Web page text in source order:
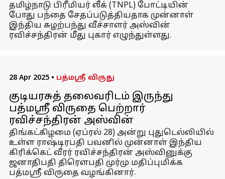
தமிழ்நாடு பிரீமியர் லீக் (TNPL) போட்டியின்
போது பந்தை சேதப்படுத்தியதாக முன்னாள்
இந்திய சுழற்பந்து வீச்சாளர் அஸ்வின்
ரவிச்சந்திரன் மீது புகார் எழுந்துள்ளது.
28 Apr 2025 • பத்மஸ்ரீ விருது
குடியரசுத் தலைவரிடம் இருந்து
பத்மஸ்ரீ விருதை பெற்றார்
ரவிச்சந்திரன் அஸ்வின்
திங்கட்கிழமை (ஏப்ரல் 28) அன்று புதுடெல்லியில்
உள்ள ராஷ்டிரபதி பவனில் முன்னாள் இந்திய
கிரிக்கெட் வீரர் ரவிச்சந்திரன் அஸ்வினுக்கு
ஜனாதிபதி திரௌபதி முர்மு மதிப்புமிக்க
பத்மஸ்ரீ விருதை வழங்கினார்.